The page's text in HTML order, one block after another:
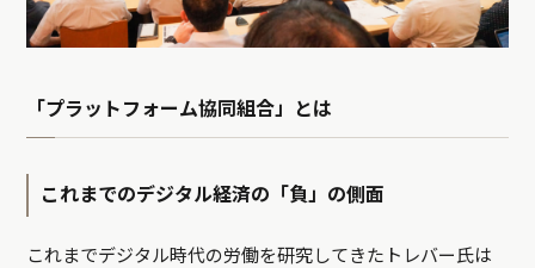
「プラットフォーム協同組合」とは
これまでのデジタル経済の「負」の側面
これまでデジタル時代の労働を研究してきたトレバー氏は